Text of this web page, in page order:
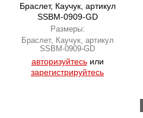
Браслет, Каучук, артикул
SSBM-0909-GD
Размеры:
Браслет, Каучук, артикул
SSBM-0909-GD
авторизуйтесьили
зарегистрируйтесь